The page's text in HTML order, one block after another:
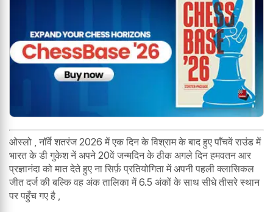
ओस्लो , नॉर्वे शतरंज 2026 में एक दिन के विश्राम के बाद हुए पाँचवें राउंड में
भारत के डी गुकेश नें अपने 20वें जन्मदिन के ठीक अगले दिन हमवतन आर
प्रज्ञानंदा को मात देते हुए ना सिर्फ़ प्रतियोगिता में अपनी पहली क्लासिकल
जीत दर्ज की बल्कि वह अंक तालिका में 6.5 अंकों के साथ सीधे तीसरे स्थान
पर पहुँच गए है ,